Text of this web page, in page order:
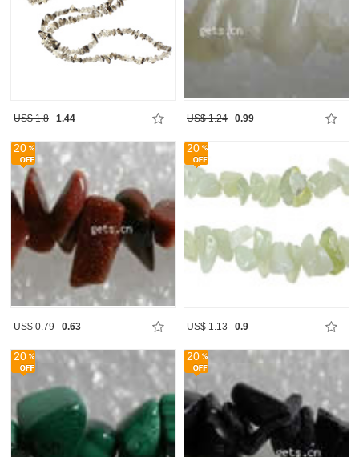
US$ 1.8 1.44 US$ 1.24 0.99
20
US$ 0.79 0.63
20
US$ 1.13 0.9
20 20